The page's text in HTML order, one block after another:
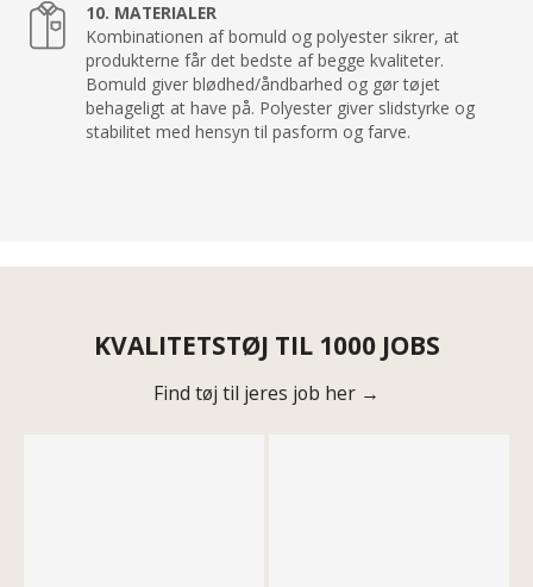
10. MATERIALER
Kombinationen af bomuld og polyester sikrer, at
produkterne får det bedste af begge kvaliteter.
Bomuld giver blødhed/åndbarhed og gør tøjet
behageligt at have på. Polyester giver slidstyrke og
stabilitet med hensyn til pasform og farve.
KVALITETSTØJ TIL 1000 JOBS
Find tøj til jeres job her →